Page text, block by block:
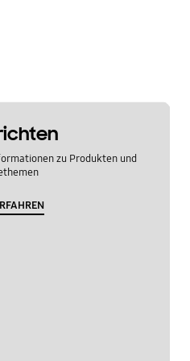
zu Produkten und